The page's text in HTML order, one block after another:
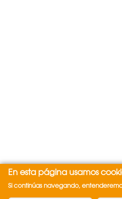
En esta página usamos
Si continúas navegando,